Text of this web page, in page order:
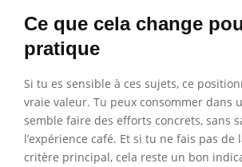
Ce que cela change
pratique
Si tu es sensible à ces sujets, ce
vraie valeur. Tu peux consommer dans
semble faire des efforts concrets, sans
l’expérience café. Et si tu ne fais pas
critère principal, cela reste un bon